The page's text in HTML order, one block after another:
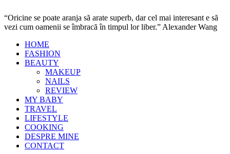
“Oricine se poate aranja să arate superb, dar cel mai interesant e să
vezi cum oamenii se îmbracă în timpul lor liber.” Alexander Wang
HOME
FASHION
BEAUTY
MAKEUP
NAILS
REVIEW
MY BABY
TRAVEL
LIFESTYLE
COOKING
DESPRE MINE
CONTACT